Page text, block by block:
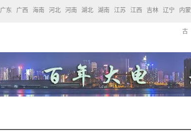
广东 广西 海南 河北 河南 湖北 湖南 江苏 江西 吉林 辽宁 内蒙
古